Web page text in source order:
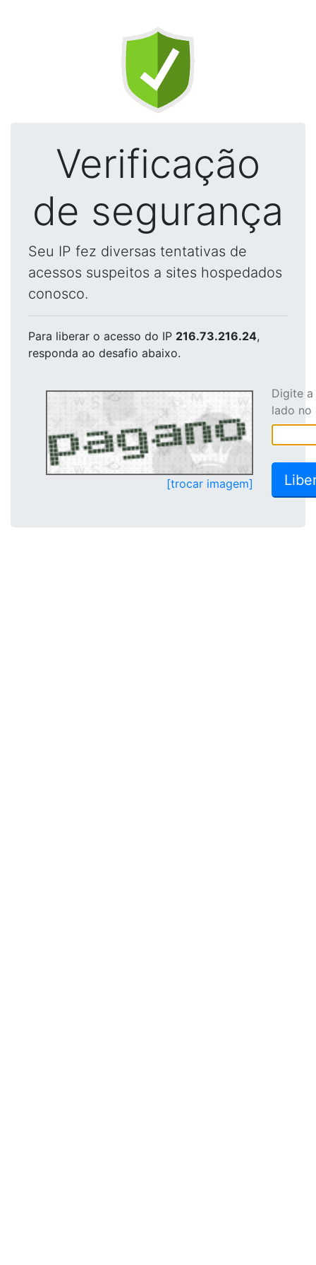
Verificação
de segurança
Seu IP fez diversas tentativas de
acessos suspeitos a sites hospedados
conosco.
Para liberar o acesso do IP 216.73.216.24,
responda ao desafio abaixo.
[trocar imagem]
Digite
lado no